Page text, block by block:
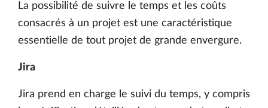
La possibilité de suivre le temps et les coûts
consacrés à un projet est une caractéristique
essentielle de tout projet de grande envergure.
Jira
Jira prend en charge le suivi du temps, y compris